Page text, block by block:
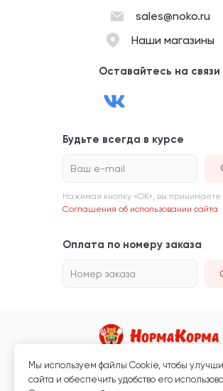
sales@noko.ru
Наши магазины
Оставайтесь на связи
Будьте всегда в курсе
Ваш e-mail
Нажимая кнопку «ОК», вы принимаете
Соглашения об использовании сайта
Оплата по номеру заказа
Номер заказа
Магазин кормов для животных и
Любая информация, размещённая на сайте, не
Мы используем файлы Сookie, чтобы
сайта и обеспечить удобство его